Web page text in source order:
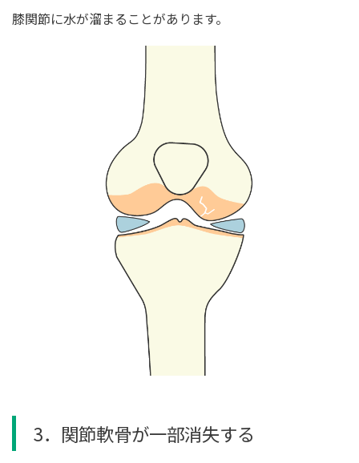
膝関節に水が溜まることがあります。
3．関節軟骨が一部消失する